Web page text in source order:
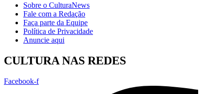
Sobre o CulturaNews
Fale com a Redação
Faça parte da Equipe
Política de Privacidade
Anuncie aqui
CULTURA NAS REDES
Facebook-f